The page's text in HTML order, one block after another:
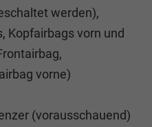
werden),
Kopfairbags vorn und
vorne)
(vorausschauend)